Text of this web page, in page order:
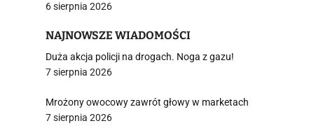
6 sierpnia 2026
NAJNOWSZE WIADOMOŚCI
Duża akcja policji na drogach. Noga z gazu!
7 sierpnia 2026
Mrożony owocowy zawrót głowy w marketach
7 sierpnia 2026